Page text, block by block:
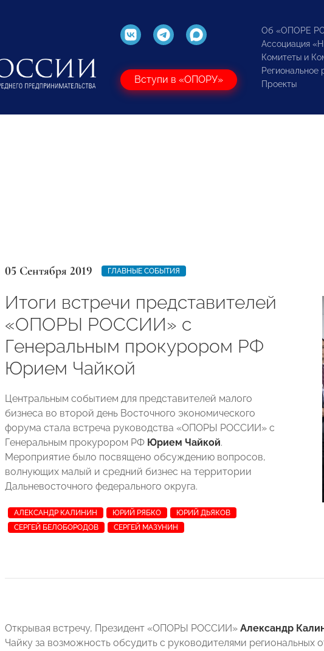
Вступи в «ОПОРУ»
Об «ОПОРЕ
Ассоциация
Комитеты и
Региональное
Проекты
05 Сентября 2019 ГЛАВНЫЕ СОБЫТИЯ
Итоги встречи представителей
«ОПОРЫ РОССИИ» с
Генеральным прокурором РФ
Юрием Чайкой
Центральным событием для представителей малого
бизнеса во второй день Восточного экономического
форума стала встреча руководства «ОПОРЫ РОССИИ» с
Генеральным прокурором РФ Юрием Чайкой.
Мероприятие было посвящено обсуждению вопросов,
волнующих малый и средний бизнес на территории
Дальневосточного федерального округа.
АЛЕКСАНДР КАЛИНИН ЮРИЙ РЯБКО
ЮРИЙ ДЬЯКОВ
СЕРГЕЙ БЕЛОБОРОДОВ
СЕРГЕЙ МАЗУНИН
Открывая встречу, Президент «ОПОРЫ РОССИИ» Александр
Чайку за возможность обсудить с руководителями